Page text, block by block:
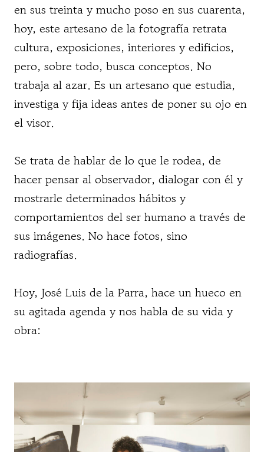
en sus treinta y mucho poso en sus cuarenta,
hoy, este artesano de la fotografía retrata
cultura, exposiciones, interiores y edificios,
pero, sobre todo, busca conceptos. No
trabaja al azar. Es un artesano que estudia,
investiga y fija ideas antes de poner su ojo en
el visor.
Se trata de hablar de lo que le rodea, de
hacer pensar al observador, dialogar con él y
mostrarle determinados hábitos y
comportamientos del ser humano a través de
sus imágenes. No hace fotos, sino
radiografías.
Hoy, José Luis de la Parra, hace un hueco en
su agitada agenda y nos habla de su vida y
obra: